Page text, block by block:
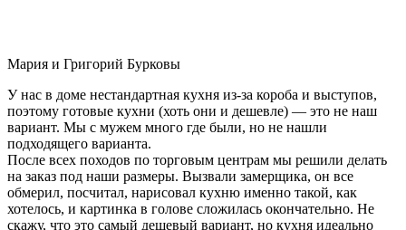
Мария и Григорий Бурковы
У нас в доме нестандартная кухня из-за короба и выступов,
поэтому готовые кухни (хоть они и дешевле) — это не наш
вариант. Мы с мужем много где были, но не нашли
подходящего варианта.
После всех походов по торговым центрам мы решили делать
на заказ под наши размеры. Вызвали замерщика, он все
обмерил, посчитал, нарисовал кухню именно такой, как
хотелось, и картинка в голове сложилась окончательно. Не
скажу, что это самый дешевый вариант, но кухня идеально